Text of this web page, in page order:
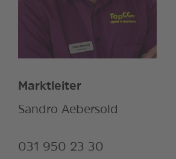
Marktleiter
Sandro Aebersold
031 950 23 30